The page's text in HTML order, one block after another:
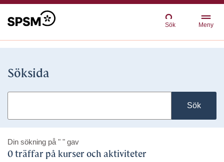
Sök Meny
Söksida
Sök
Din sökning på " " gav
0 träffar på kurser och aktiviteter